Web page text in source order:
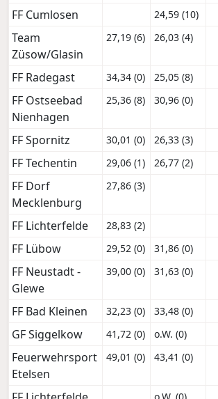
FF Cumlosen
24,59 (10)
Team
Züsow/Glasin
27,19 (6) 26,03 (4)
FF Radegast 34,34 (0) 25,05 (8)
FF Ostseebad
Nienhagen
25,36 (8) 30,96 (0)
FF Spornitz 30,01 (0) 26,33 (3)
FF Techentin
29,06 (1) 26,77 (2)
FF Dorf
Mecklenburg
27,86 (3)
FF Lichterfelde 28,83 (2)
FF Lübow
29,52 (0) 31,86 (0)
FF Neustadt -
Glewe
39,00 (0) 31,63 (0)
FF Bad Kleinen 32,23 (0) 33,48 (0)
GF Siggelkow
41,72 (0) o.W. (0)
Feuerwehrsport
Etelsen
49,01 (0) 43,41 (0)